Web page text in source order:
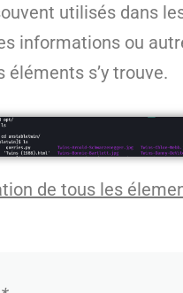
utilisés dans
informations ou
éléments s’y trouve.
de tous les